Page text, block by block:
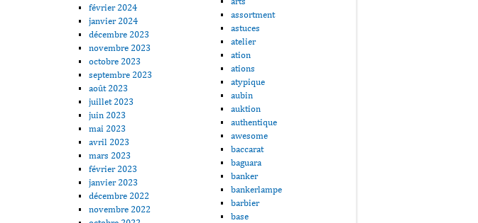
février 2024
janvier 2024
décembre 2023
novembre 2023
octobre 2023
septembre 2023
août 2023
juillet 2023
juin 2023
mai 2023
avril 2023
mars 2023
février 2023
janvier 2023
décembre 2022
novembre 2022
assortment
astuces
atelier
ation
ations
atypique
aubin
auktion
authentique
awesome
baccarat
baguara
banker
bankerlampe
barbier
base